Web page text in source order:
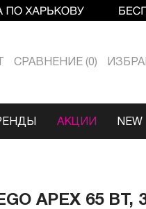
СРАВНЕНИЕ 0
АКЦИИ NEW
APEX 65 ВТ,